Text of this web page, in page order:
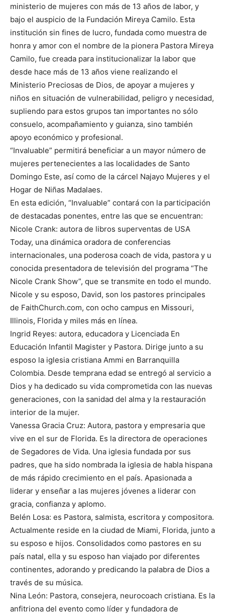
ministerio de mujeres con más de 13 años de labor, y
bajo el auspicio de la Fundación Mireya Camilo. Esta
institución sin fines de lucro, fundada como muestra de
honra y amor con el nombre de la pionera Pastora Mireya
Camilo, fue creada para institucionalizar la labor que
desde hace más de 13 años viene realizando el
Ministerio Preciosas de Dios, de apoyar a mujeres y
niños en situación de vulnerabilidad, peligro y necesidad,
supliendo para estos grupos tan importantes no sólo
consuelo, acompañamiento y guianza, sino también
apoyo económico y profesional.
“Invaluable” permitirá beneficiar a un mayor número de
mujeres pertenecientes a las localidades de Santo
Domingo Este, así como de la cárcel Najayo Mujeres y el
Hogar de Niñas Madalaes.
En esta edición, “Invaluable” contará con la participación
de destacadas ponentes, entre las que se encuentran:
Nicole Crank: autora de libros superventas de USA
Today, una dinámica oradora de conferencias
internacionales, una poderosa coach de vida, pastora y u
conocida presentadora de televisión del programa “The
Nicole Crank Show”, que se transmite en todo el mundo.
Nicole y su esposo, David, son los pastores principales
de FaithChurch.com, con ocho campus en Missouri,
Illinois, Florida y miles más en línea.
Ingrid Reyes: autora, educadora y Licenciada En
Educación Infantil Magister y Pastora. Dirige junto a su
esposo la iglesia cristiana Ammi en Barranquilla
Colombia. Desde temprana edad se entregó al servicio a
Dios y ha dedicado su vida comprometida con las nuevas
generaciones, con la sanidad del alma y la restauración
interior de la mujer.
Vanessa Gracia Cruz: Autora, pastora y empresaria que
vive en el sur de Florida. Es la directora de operaciones
de Segadores de Vida. Una iglesia fundada por sus
padres, que ha sido nombrada la iglesia de habla hispana
de más rápido crecimiento en el país. Apasionada a
liderar y enseñar a las mujeres jóvenes a liderar con
gracia, confianza y aplomo.
Belén Losa: es Pastora, salmista, escritora y compositora.
Actualmente reside en la ciudad de Miami, Florida, junto a
su esposo e hijos. Consolidados como pastores en su
país natal, ella y su esposo han viajado por diferentes
continentes, adorando y predicando la palabra de Dios a
través de su música.
Nina León: Pastora, consejera, neurocoach cristiana. Es la
anfitriona del evento como líder y fundadora de